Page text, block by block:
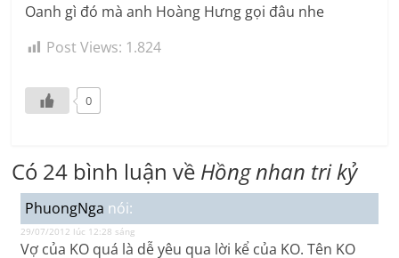
Oanh gì đó mà anh Hoàng Hưng gọi đâu nhe
Post Views: 1.824
0
Có 24 bình luận về Hồng nhan tri kỷ
PhuongNga nói:
29/07/2012 lúc 12:28 sáng
Vợ của KO quá là dễ yêu qua lời kể của KO. Tên KO